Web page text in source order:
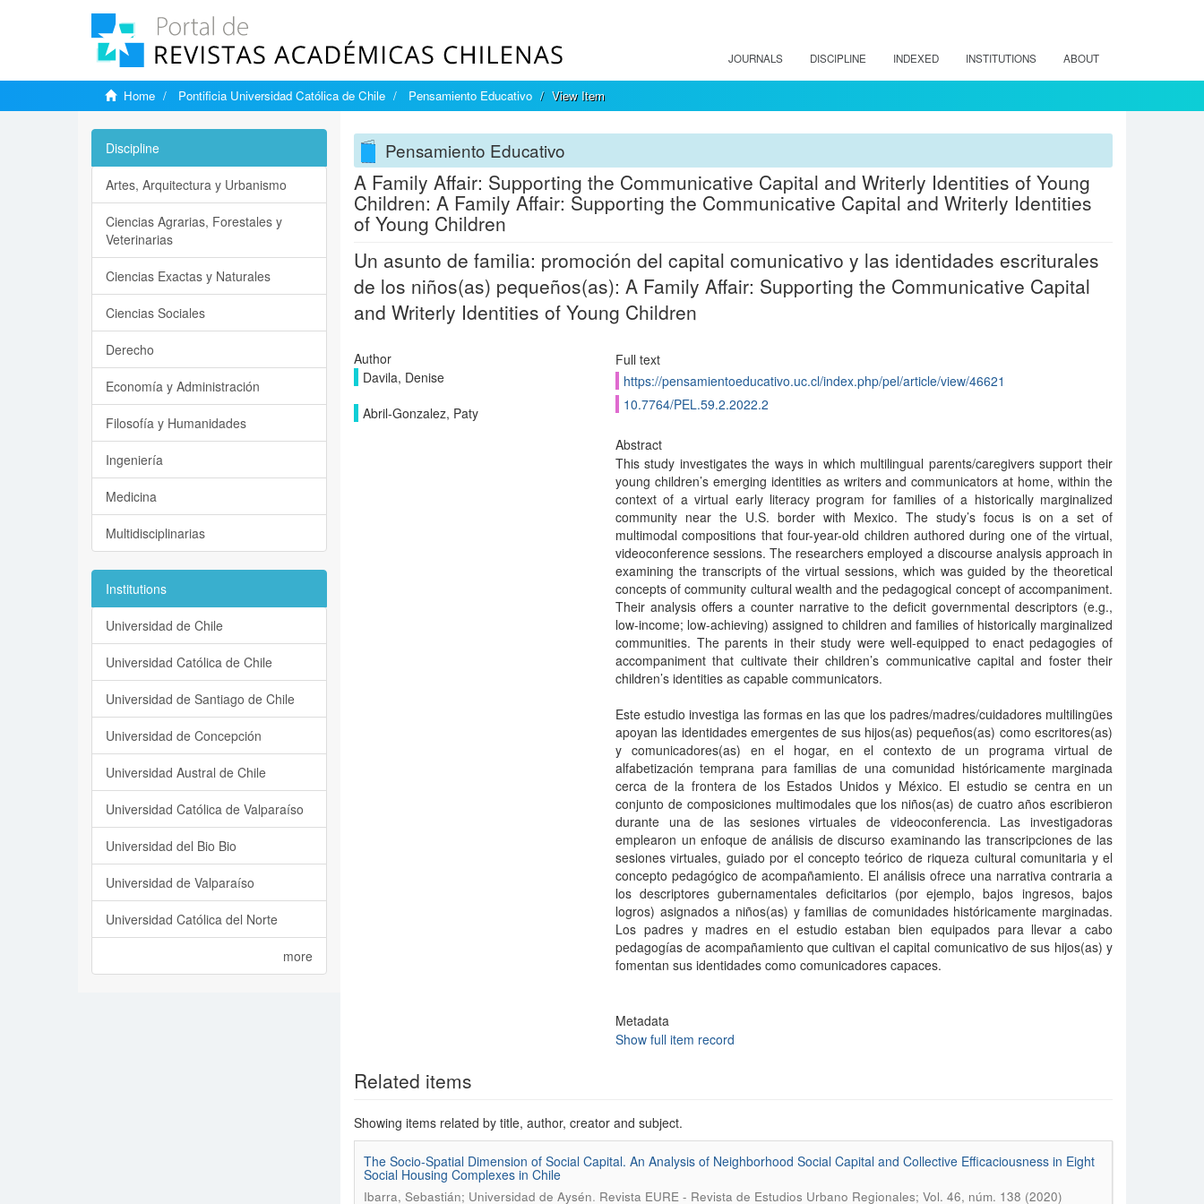
JOURNALS DISCIPLINE INDEXED INSTITUTIONS ABOUT
Home Pontificia Universidad Católica de Chile Pensamiento Educativo View Item
Pensamiento Educativo
A Family Affair: Supporting the Communicative Capital and Writerly Identities of Young
Children: A Family Affair: Supporting the Communicative Capital and Writerly Identities
of Young Children
Un asunto de familia: promoción del capital comunicativo y las identidades escriturales
de los niños(as) pequeños(as): A Family Affair: Supporting the Communicative Capital
and Writerly Identities of Young Children
Author
Davila, Denise
Abril-Gonzalez, Paty
Full text
https://pensamientoeducativo.uc.cl/index.php/pel/article/view/46621
10.7764/PEL.59.2.2022.2
Abstract
This study investigates the ways in which multilingual parents/caregivers support their
young children’s emerging identities as writers and communicators at home, within the
context of a virtual early literacy program for families of a historically marginalized
community near the U.S. border with Mexico. The study’s focus is on a set of
multimodal compositions that four-year-old children authored during one of the virtual,
videoconference sessions. The researchers employed a discourse analysis approach in
examining the transcripts of the virtual sessions, which was guided by the theoretical
concepts of community cultural wealth and the pedagogical concept of accompaniment.
Their analysis offers a counter narrative to the deficit governmental descriptors (e.g.,
low-income; low-achieving) assigned to children and families of historically marginalized
communities. The parents in their study were well-equipped to enact pedagogies of
accompaniment that cultivate their children’s communicative capital and foster their
children’s identities as capable communicators.
Este estudio investiga las formas en las que los padres/madres/cuidadores multilingües
apoyan las identidades emergentes de sus hijos(as) pequeños(as) como escritores(as)
y comunicadores(as) en el hogar, en el contexto de un programa virtual de
alfabetización temprana para familias de una comunidad históricamente marginada
cerca de la frontera de los Estados Unidos y México. El estudio se centra en un
conjunto de composiciones multimodales que los niños(as) de cuatro años escribieron
durante una de las sesiones virtuales de videoconferencia. Las investigadoras
emplearon un enfoque de análisis de discurso examinando las transcripciones de las
sesiones virtuales, guiado por el concepto teórico de riqueza cultural comunitaria y el
concepto pedagógico de acompañamiento. El análisis ofrece una narrativa contraria a
los descriptores gubernamentales deficitarios (por ejemplo, bajos ingresos, bajos
logros) asignados a niños(as) y familias de comunidades históricamente marginadas.
Los padres y madres en el estudio estaban bien equipados para llevar a cabo
pedagogías de acompañamiento que cultivan el capital comunicativo de sus hijos(as) y
fomentan sus identidades como comunicadores capaces.
Metadata
Show full item record
Related items
Showing items related by title, author, creator and subject.
The Socio-Spatial Dimension of Social Capital. An Analysis of Neighborhood Social Capital and Collective Efficaciousness in Eight
Social Housing Complexes in Chile
Ibarra, Sebastián; Universidad de Aysén. Revista EURE - Revista de Estudios Urbano Regionales; Vol. 46, núm. 138 (2020)
Discipline
Artes, Arquitectura y Urbanismo
Ciencias Agrarias, Forestales y
Veterinarias
Ciencias Exactas y Naturales
Ciencias Sociales
Derecho
Economía y Administración
Filosofía y Humanidades
Ingeniería
Medicina
Multidisciplinarias
Institutions
Universidad de Chile
Universidad Católica de Chile
Universidad de Santiago de Chile
Universidad de Concepción
Universidad Austral de Chile
Universidad Católica de Valparaíso
Universidad del Bio Bio
Universidad de Valparaíso
Universidad Católica del Norte
more